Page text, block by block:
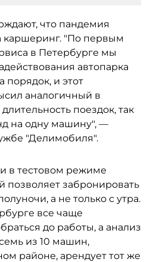
что пандемия
каршеринг. "По первым
в Петербурге мы
автопарка
порядок, и этот
аналогичный в
поездок, так
на одну машину", —
"Делимобиля".
в тестовом режиме
позволяет забронировать
а не только с утра.
все чаще
до работы, а анализ
из 10 машин,
районе, арендует тот же